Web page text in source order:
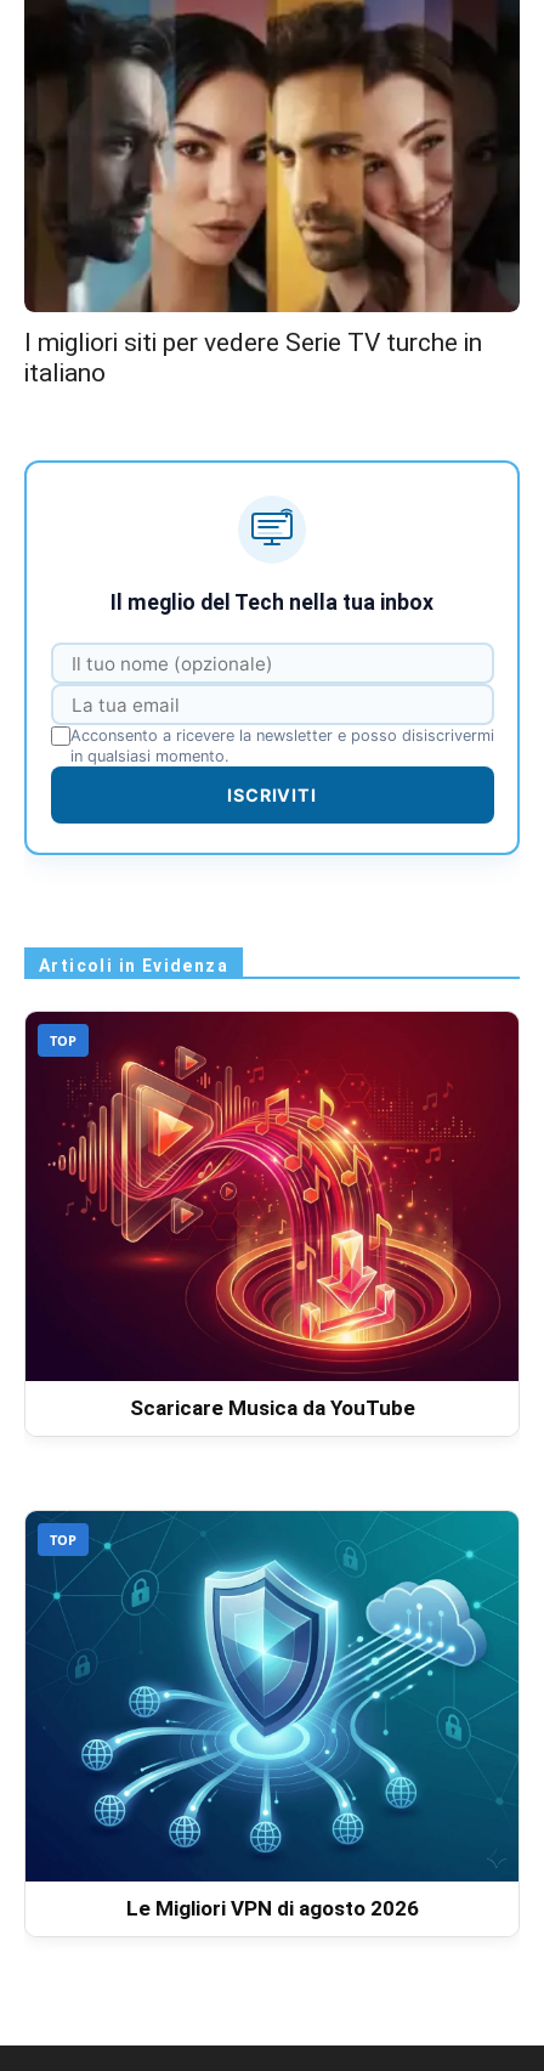
I migliori siti per vedere Serie TV turche in
italiano
Il meglio del Tech nella tua inbox
Acconsento a ricevere la newsletter e posso disiscrivermi
in qualsiasi momento.
ISCRIVITI
Articoli in Evidenza
TOP
Scaricare Musica da YouTube
TOP
Le Migliori VPN di agosto 2026